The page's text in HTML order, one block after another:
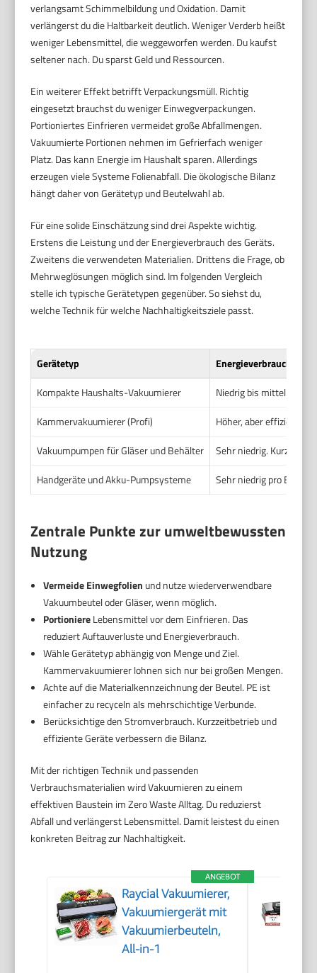
verlangsamt Schimmelbildung und Oxidation. Damit
verlängerst du die Haltbarkeit deutlich. Weniger Verderb heißt
weniger Lebensmittel, die weggeworfen werden. Du kaufst
seltener nach. Du sparst Geld und Ressourcen.
Ein weiterer Effekt betrifft Verpackungsmüll. Richtig
eingesetzt brauchst du weniger Einwegverpackungen.
Portioniertes Einfrieren vermeidet große Abfallmengen.
Vakuumierte Portionen nehmen im Gefrierfach weniger
Platz. Das kann Energie im Haushalt sparen. Allerdings
erzeugen viele Systeme Folienabfall. Die ökologische Bilanz
hängt daher von Gerätetyp und Beutelwahl ab.
Für eine solide Einschätzung sind drei Aspekte wichtig.
Erstens die Leistung und der Energieverbrauch des Geräts.
Zweitens die verwendeten Materialien. Drittens die Frage, ob
Mehrweglösungen möglich sind. Im folgenden Vergleich
stelle ich typische Gerätetypen gegenüber. So siehst du,
welche Technik für welche Nachhaltigkeitsziele passt.
Gerätetyp
Energieverbrauch
Kompakte Haushalts-Vakuumierer
Niedrig bis mittel.
Kammervakuumierer (Profi)
Höher, aber effizient
Vakuumpumpen für Gläser und Behälter
Sehr niedrig. Kurze
Handgeräte und Akku-Pumpsysteme
Sehr niedrig pro
Zentrale Punkte zur umweltbewussten
Nutzung
Vermeide Einwegfolien und nutze wiederverwendbare
Vakuumbeutel oder Gläser, wenn möglich.
PortioniereLebensmittel vor dem Einfrieren. Das
reduziert Auftauverluste und Energieverbrauch.
Wähle Gerätetyp abhängig von Menge und Ziel.
Kammervakuumierer lohnen sich nur bei großen Mengen.
Achte auf die Materialkennzeichnung der Beutel. PE ist
einfacher zu recyceln als mehrschichtige Verbunde.
Berücksichtige den Stromverbrauch. Kurzzeitbetrieb und
effiziente Geräte verbessern die Bilanz.
Mit der richtigen Technik und passenden
Verbrauchsmaterialien wird Vakuumieren zu einem
effektiven Baustein im Zero Waste Alltag. Du reduzierst
Abfall und verlängerst Lebensmittel. Damit leistest du einen
konkreten Beitrag zur Nachhaltigkeit.
ANGEBOT
Raycial Vakuumierer,
Vakuumiergerät mit
Vakuumierbeuteln,
All-in-1